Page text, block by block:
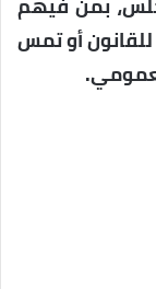
للقانون أو تمس